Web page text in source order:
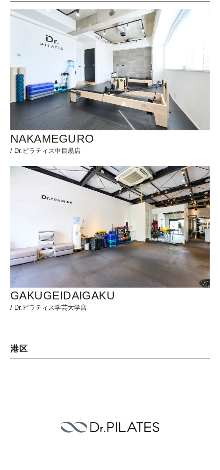
NAKAMEGURO
/ Dr.ピラティス中目黒店
GAKUGEIDAIGAKU
/ Dr.ピラティス学芸大学店
港区